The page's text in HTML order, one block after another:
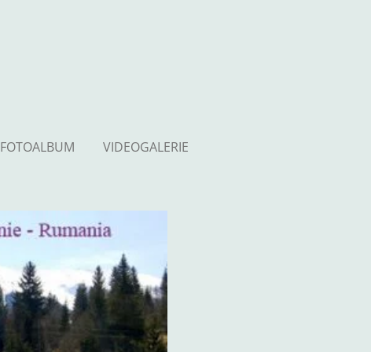
FOTOALBUM
VIDEOGALERIE